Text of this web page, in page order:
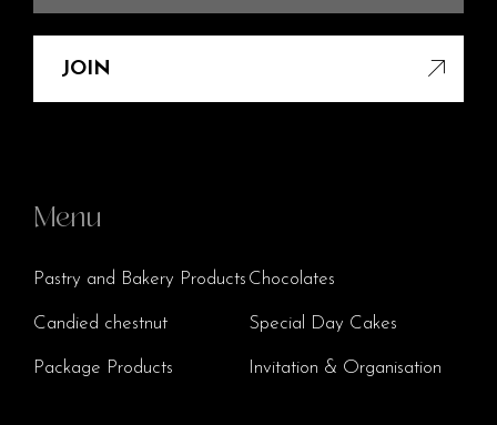
JOIN
Menu
Pastry and Bakery Products Chocolates
Candied chestnut Special Day Cakes
Package Products Invitation & Organisation